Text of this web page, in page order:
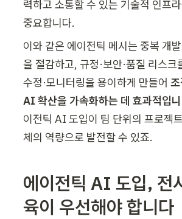
력하고 소통할 수 있는 기술적 인프
중요합니다.
이와 같은 에이전틱 메시는 중복 개
을 절감하고, 규정·보안·품질 리스크
수정·모니터링을 용이하게 만들어
AI 확산을 가속화하는 데 효과적입
이전틱 AI 도입이 팀 단위의 프로젝
체의 역량으로 발전할 수 있죠.
에이전틱 AI 도입, 전
육이 우선해야 합니다